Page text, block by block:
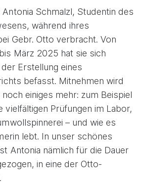
Schmalzl, Studentin des
während ihres
Gebr. Otto verbracht. Von
März 2025 hat sie sich
Erstellung eines
befasst. Mitnehmen wird
einiges mehr: zum Beispiel
vielfältigen Prüfungen im Labor,
– und wie es
lebt. In unser schönes
Antonia nämlich für die Dauer
in eine der Otto-